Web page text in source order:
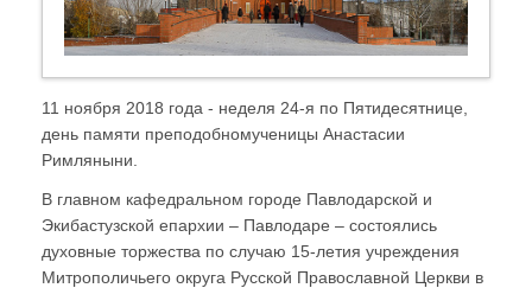
11 ноября 2018 года - неделя 24-я по Пятидесятнице,
день памяти преподобномученицы Анастасии
Римляныни.
В главном кафедральном городе Павлодарской и
Экибастузской епархии – Павлодаре – состоялись
духовные торжества по случаю 15-летия учреждения
Митрополичьего округа Русской Православной Церкви в